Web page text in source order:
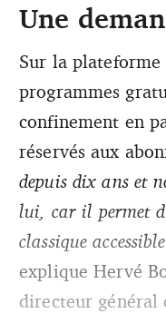
Une
Sur la
programmes
confinement en
réservés aux
depuis dix ans et
lui, car il permet
classique
explique Hervé
directeur général